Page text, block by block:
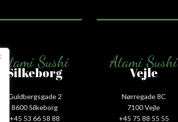
Atami Sushi
Silkeborg
Guldbergsgade 2
8600 Silkeborg
+45 53 66 58 88
Atami Sushi
Vejle
Nørregade 8C
7100 Vejle
+45 75 88 55 55